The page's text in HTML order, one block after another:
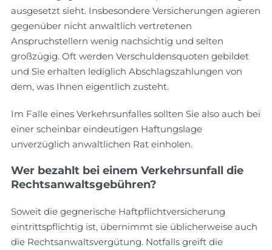
ausgesetzt sieht. Insbesondere Versicherungen agieren
gegenüber nicht anwaltlich vertretenen
Anspruchstellern wenig nachsichtig und selten
großzügig. Oft werden Verschuldensquoten gebildet
und Sie erhalten lediglich Abschlagszahlungen von
dem, was Ihnen eigentlich zusteht.
Im Falle eines Verkehrsunfalles sollten Sie also auch bei
einer scheinbar eindeutigen Haftungslage
unverzüglich anwaltlichen Rat einholen.
Wer bezahlt bei einem Verkehrsunfall die
Rechtsanwaltsgebühren?
Soweit die gegnerische Haftpflichtversicherung
eintrittspflichtig ist, übernimmt sie üblicherweise auch
die Rechtsanwaltsvergütung. Notfalls greift die